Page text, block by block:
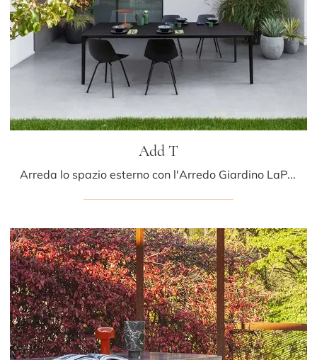
Add T
Arreda lo spazio esterno con l'Arredo Giardino LaPalma! Set e tavoli da giardino in HPL, come il modello Add T, ti attendono!